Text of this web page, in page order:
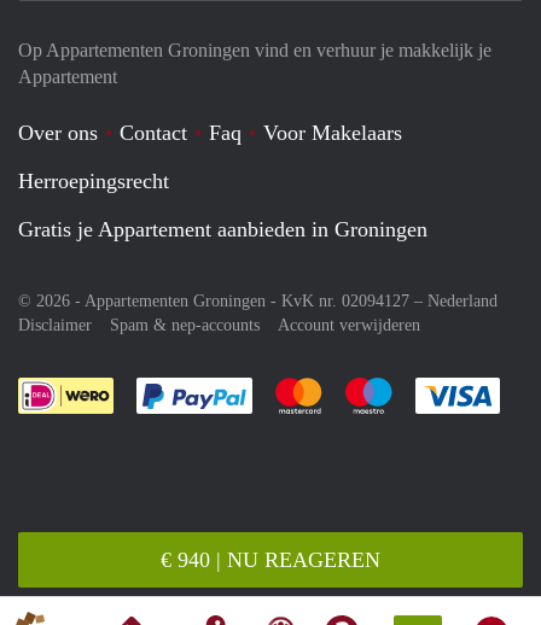
€ 940 | NU REAGEREN
Op Appartementen Groningen vind en verhuur je makkelijk je
Appartement
Over ons Contact Faq
Voor Makelaars
Herroepingsrecht
Gratis je Appartement aanbieden in Groningen
© 2026 - Appartementen Groningen - KvK nr. 02094127 – Nederland
Disclaimer
Spam & nep-accounts Account verwijderen
Je rekent gemakkelijk af met Paypal
Je rekent gemakkelijk af met
Je rekent